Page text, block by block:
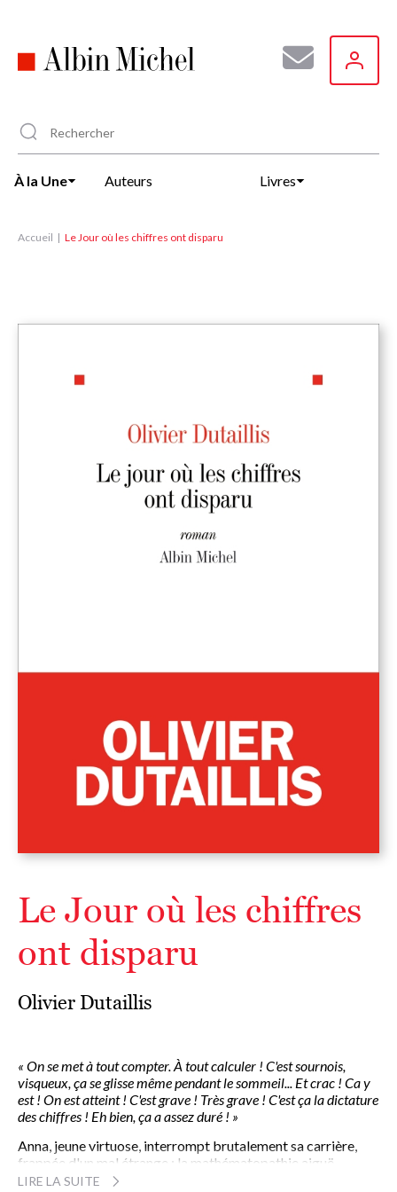
principal
À la Une Auteurs Livres
Accueil Le Jour où les chiffres ont disparu
Le Jour où les chiffres
ont disparu
Olivier Dutaillis
« On se met à tout compter. À tout calculer ! C'est sournois,
visqueux, ça se glisse même pendant le sommeil... Et crac ! Ca y
est ! On est atteint ! C'est grave ! Très grave ! C'est ça la dictature
des chiffres ! Eh bien, ça a assez duré ! »
Anna, jeune virtuose, interrompt brutalement sa carrière,
frappée d'un mal étrange : la mathématopathie aiguë.
Elle choisit alors de s'en prendre aux chiffres eux-mêmes, et
LIRE LA SUITE